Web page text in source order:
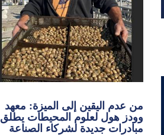
من عدم اليقين إلى الميزة: معهد
وودز هول لعلوم المحيطات يطلق
مبادرات جديدة لشركاء الصناعة